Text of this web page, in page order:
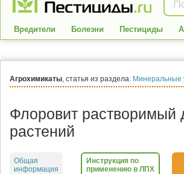
Вредители Болезни Пестициды
Агрохимикаты, статья из раздела: Минеральные
Флоровит растворимый
растений
Общая
информация
Инструкция по
применению в ЛПХ